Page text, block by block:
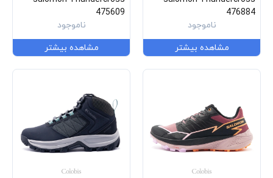
476884
ناموجود
مشاهده بیشتر
475609
ناموجود
مشاهده بیشتر